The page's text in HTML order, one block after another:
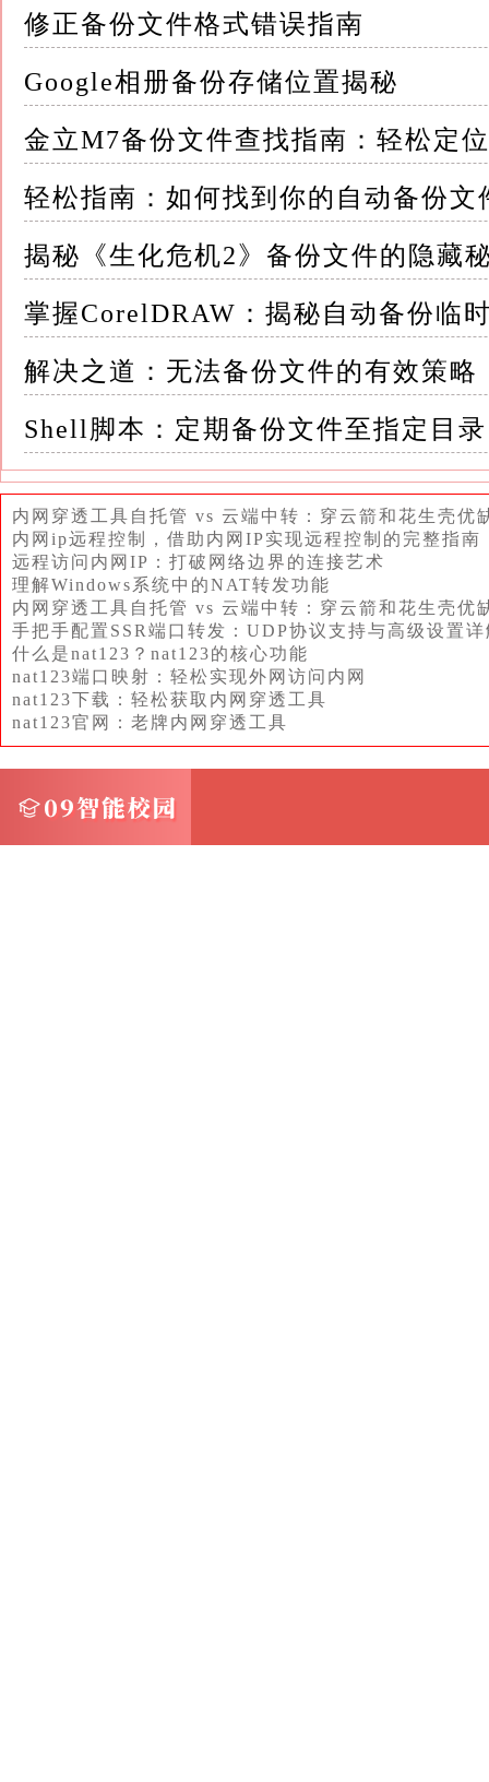
盘），且至少有一份备份存放在异地，以应对本
2.3 选择可靠的备份工具 市场上有众多备份
软件
选择时，应考虑软件的易用性、备份速度、
等）
同时，确保软件定期更新，以抵御新兴的安全
2.4 验证备份的有效性 备份完成后，定期测
这不仅能确保备份文件完好无损，还能熟悉恢
三、高效找回备份文件的实用方法 3.1 明确
哪里
无论是本地硬盘的特定文件夹、外部存储设备
在安全的地方
使用统一的命名规范和文件结构，可以帮助您
3.2 利用备份软件的恢复功能 大多数备份软件
择并恢复特定文件或整个文件夹
一些高级软件还支持版本控制，允许您恢复到
恶意修改尤为有用
修正备份文件格式错误指南
Google相册备份存储位置揭秘
金立M7备份文件查找指南：轻松定
轻松指南：如何找到你的自动备份文
揭秘《生化危机2》备份文件的隐藏
掌握CorelDRAW：揭秘自动备份临
解决之道：无法备份文件的有效策略
Shell脚本：定期备份文件至指定目录
内网穿透工具自托管 vs 云端中转：穿云箭和花生壳优
内网ip远程控制，借助内网IP实现远程控制的完整指南
远程访问内网IP：打破网络边界的连接艺术
理解Windows系统中的NAT转发功能
内网穿透工具自托管 vs 云端中转：穿云箭和花生壳优
手把手配置SSR端口转发：UDP协议支持与高级设置详
什么是nat123？nat123的核心功能
nat123端口映射：轻松实现外网访问内网
nat123下载：轻松获取内网穿透工具
nat123官网：老牌内网穿透工具